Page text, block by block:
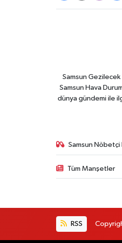
Samsun Gezilecek
Samsun Hava
dünya gündemi ile
Samsun Nöbetçi
Tüm Manşetler
RSS